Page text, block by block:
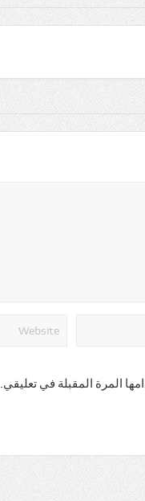
المرة المقبلة في تعليقي.